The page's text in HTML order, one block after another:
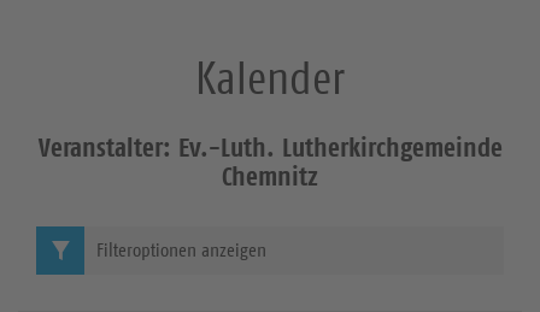
n
Kalender
Veranstalter: Ev.-Luth. Lutherkirchgemeinde
Chemnitz
Filteroptionen anzeigen